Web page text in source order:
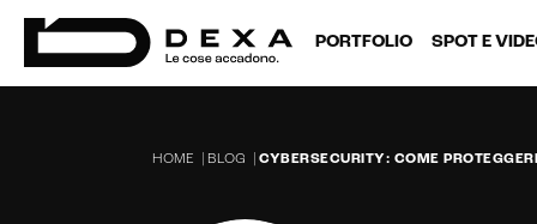
PORTFOLIO SPOT E
HOME BLOG CYBERSECURITY: COME